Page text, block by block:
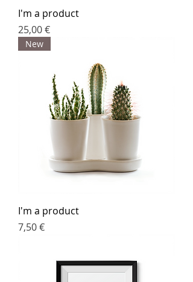
I'm a product
Preis
25,00 €
New
I'm a product
Preis
7,50 €